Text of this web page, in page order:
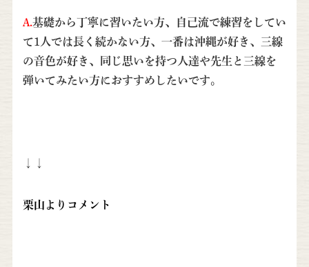
A.基礎から丁寧に習いたい方、自己流で練習をしてい
て1人では長く続かない方、一番は沖縄が好き、三線
の音色が好き、同じ思いを持つ人達や先生と三線を
弾いてみたい方におすすめしたいです。
栗山よりコメント